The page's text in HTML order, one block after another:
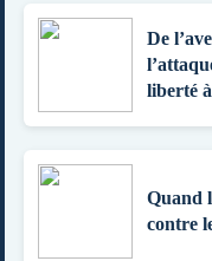
De
liberté
Quand
contre